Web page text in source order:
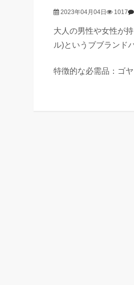
2023年04月04日 1017
大人の男性や女性が
ル)というブブランド
特徴的な必需品：ゴ